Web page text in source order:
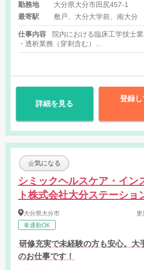
3,500円/
日・金曜
手当
距離に応
15,000円
勤務地
大分県大分市田尻457-1
最寄駅
敷戸、大分大学前、南大分
仕事内容
院内における臨床工学技士
・透析業務（穿刺含む）
詳細を見る
登録
気になる
シミックヘルスケア・イン
ト株式会社大分ステーショ
大分県大分市
車通勤OK
更
研修充実で未経験の方も安心。大
のお仕事です！